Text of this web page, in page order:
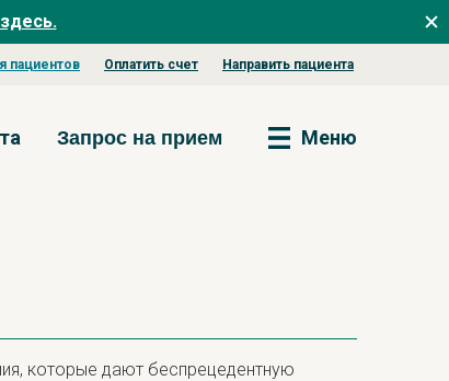
пациентов Оплатить счет Направить пациента
Запрос на прием Меню
которые дают беспрецедентную